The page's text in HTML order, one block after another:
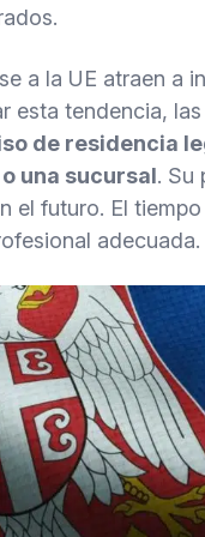
a la UE atraen a
esta tendencia,
de residencia
una sucursal. Su
el futuro. El
adecuada.